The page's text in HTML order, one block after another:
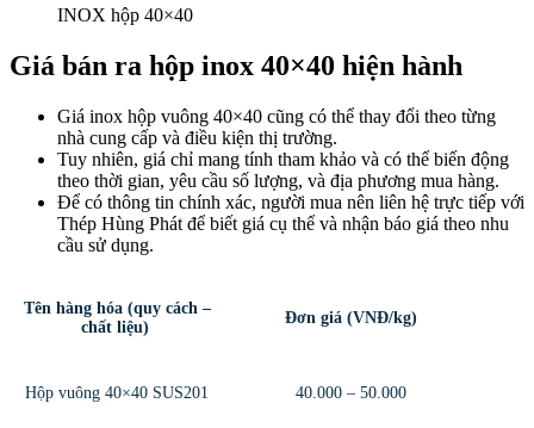
INOX hộp 40×40
Giá bán ra hộp inox 40×40 hiện hành
Giá inox hộp vuông 40×40 cũng có thể thay đổi theo từng
nhà cung cấp và điều kiện thị trường.
Tuy nhiên, giá chỉ mang tính tham khảo và có thể biến động
theo thời gian, yêu cầu số lượng, và địa phương mua hàng.
Để có thông tin chính xác, người mua nên liên hệ trực tiếp với
Thép Hùng Phát để biết giá cụ thể và nhận báo giá theo nhu
cầu sử dụng.
Tên hàng hóa (quy cách –
chất liệu)
Đơn giá (VNĐ/kg)
Hộp vuông 40×40 SUS201 40.000 – 50.000